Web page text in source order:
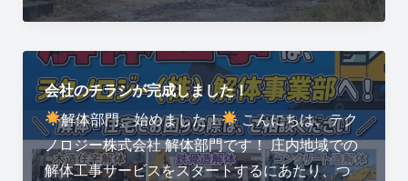
域
解
体
工
事
を
会社のチラシが完成しました！
解体部門、始めました！​
こんにちは、テク
ノロジー株式会社 解体部門です！ 庄内地域での
解体工事サービスをスタートするにあたり、つ